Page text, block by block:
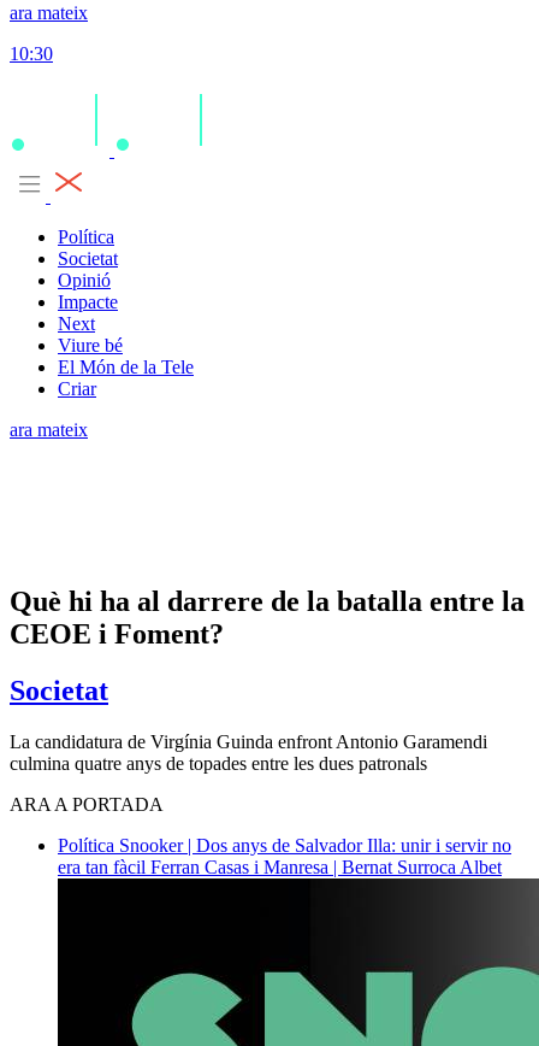
ara mateix
10:30
Política
Societat
Opinió
Impacte
Next
Viure bé
El Món de la Tele
Criar
ara mateix
Què hi ha al darrere de la batalla entre la
CEOE i Foment?
Societat
La candidatura de Virgínia Guinda enfront Antonio Garamendi
culmina quatre anys de topades entre les dues patronals
ARA A PORTADA
Política Snooker | Dos anys de Salvador Illa: unir i servir no
era tan fàcil Ferran Casas i Manresa | Bernat Surroca Albet